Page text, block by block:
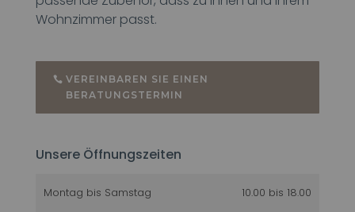
Wohnzimmer passt.
VEREINBAREN SIE EINEN
BERATUNGSTERMIN
Unsere Öffnungszeiten
Montag bis Samstag 10.00 bis 18.00